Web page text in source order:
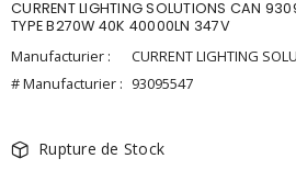
CURRENT LIGHTING SOLUTIONS CAN
TYPE B270W 40K 40000LN 347V
Manufacturier :
CURRENT LIGHTING
# Manufacturier : 93095547
Rupture de Stock